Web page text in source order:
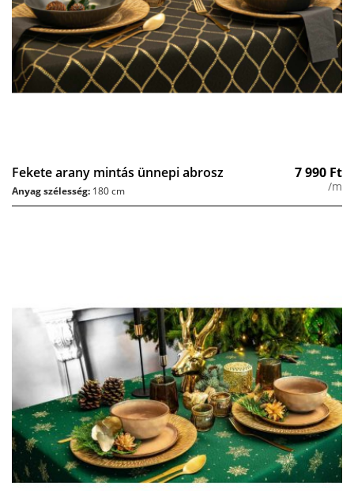
Fekete arany mintás ünnepi abrosz 7 990 Ft
/m
Anyag szélesség: 180 cm